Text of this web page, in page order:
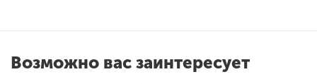
Возможно вас заинтересует